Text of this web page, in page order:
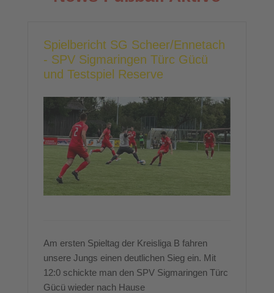
Spielbericht SG Scheer/Ennetach
- SPV Sigmaringen Türc Gücü
und Testspiel Reserve
Am ersten Spieltag der Kreisliga B fahren
unsere Jungs einen deutlichen Sieg ein. Mit
12:0 schickte man den SPV Sigmaringen Türc
Gücü wieder nach Hause